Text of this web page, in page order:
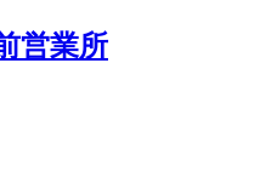
営業所